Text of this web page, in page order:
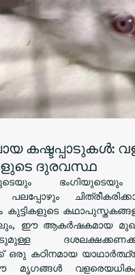
കഷ്ടപ്പാടുകൾ:
ദുരവസ്ഥ
ഭംഗിയുടെയും
ഈ ആകർഷകമായ
കഠിനമായ
വളരെയധികം